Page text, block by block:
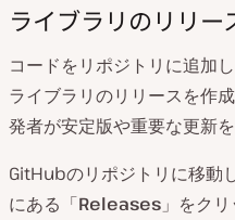
ライブラリのリリ
コードをリポジトリに追加
ライブラリのリリースを作
発者が安定版や重要な更新
GitHubのリポジトリに移動
にある「Releases 」をク